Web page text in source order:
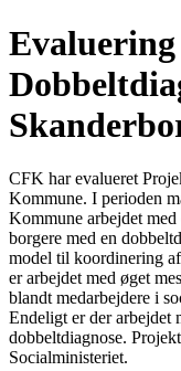
CFK har evalueret
Kommune. I perioden
Kommune arbejdet
borgere med en
model til koordinering
er arbejdet med øget
blandt medarbejdere i
Endeligt er der arbejdet
dobbeltdiagnose.
Socialministeriet.